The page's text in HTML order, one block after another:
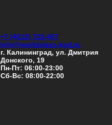
+7 (4012) 722-457
info@worldclass-kgd.ru
г. Калининград, ул. Дмитрия
Донского, 19
Пн-Пт: 06:00-23:00
Сб-Вс: 08:00-22:00